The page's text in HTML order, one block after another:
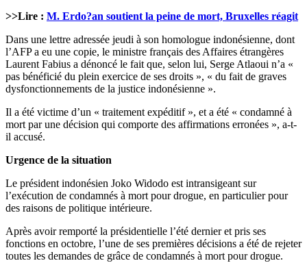
>>Lire : M. Erdo?an soutient la peine de mort, Bruxelles réagit
Dans une lettre adressée jeudi à son homologue indonésienne, dont
l’AFP a eu une copie, le ministre français des Affaires étrangères
Laurent Fabius a dénoncé le fait que, selon lui, Serge Atlaoui n’a «
pas bénéficié du plein exercice de ses droits », « du fait de graves
dysfonctionnements de la justice indonésienne ».
Il a été victime d’un « traitement expéditif », et a été « condamné à
mort par une décision qui comporte des affirmations erronées », a-t-
il accusé.
Urgence de la situation
Le président indonésien Joko Widodo est intransigeant sur
l’exécution de condamnés à mort pour drogue, en particulier pour
des raisons de politique intérieure.
Après avoir remporté la présidentielle l’été dernier et pris ses
fonctions en octobre, l’une de ses premières décisions a été de rejeter
toutes les demandes de grâce de condamnés à mort pour drogue.